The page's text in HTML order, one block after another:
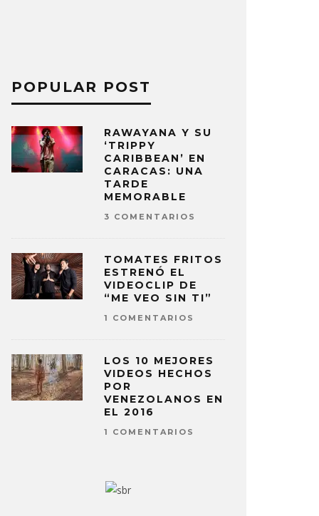
POPULAR POST
RAWAYANA Y SU
‘TRIPPY
CARIBBEAN’ EN
CARACAS: UNA
TARDE
MEMORABLE
3 COMENTARIOS
TOMATES FRITOS
ESTRENÓ EL
VIDEOCLIP DE
“ME VEO SIN TI”
1 COMENTARIOS
LOS 10 MEJORES
VIDEOS HECHOS
POR
VENEZOLANOS EN
EL 2016
1 COMENTARIOS